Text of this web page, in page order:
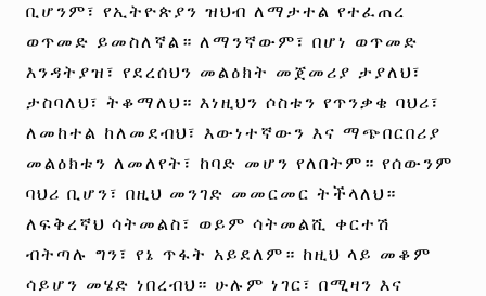
ቢሆንም፣ የኢትዮጵያን ዝህብ ለማታተል የተፈጠረ
ወጥመድ ይመስለኛል። ለማንኛውም፣ በሆነ ወጥመድ
እንዳትያዝ፣ የደረሰህን መልዕክት መጀመሪያ ታያለህ፣
ታስባለህ፣ ትቆማለህ። እነዚህን ሶስቱን የጥንቃቄ ባህሪ፣
ለመከተል ከለመደብህ፣ እውነተኛውን እና ማጭበርበሪያ
መልዕክቱን ለመለየት፣ ከባድ መሆን የለበትም። የሰውንም
ባህሪ ቢሆን፣ በዚህ መንገድ መመርመር ትችላለህ።
ለፍቅረኛህ ሳትመልስ፣ ወይም ሳትመልሺ ቀርተሽ
ብትጣሉ ግን፣ የኔ ጥፋት አይደለም። ከዚህ ላይ መቆም
ሳይሆን መሄድ ነበረብህ። ሁሉም ነገር፣ በሚዛን እና